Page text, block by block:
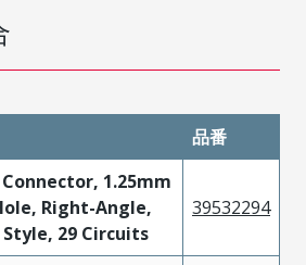
品番
Connector, 1.25mm
Right-Angle,
29 Circuits
39532294